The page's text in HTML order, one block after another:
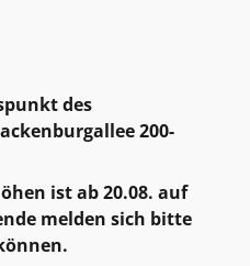
des
200-
ist ab 20.08. auf
melden sich bitte